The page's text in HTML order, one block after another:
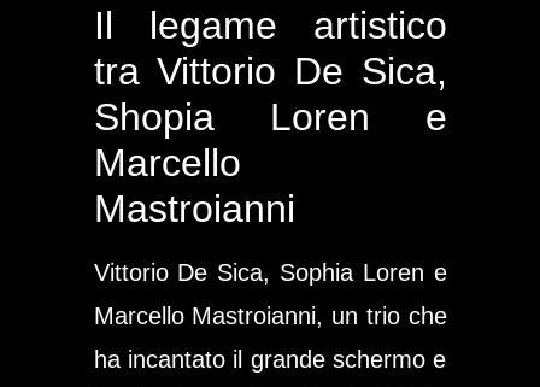
Il legame artistico
tra Vittorio De Sica,
Shopia Loren e
Marcello
Mastroianni
Vittorio De Sica, Sophia Loren e
Marcello Mastroianni, un trio che
ha incantato il grande schermo e